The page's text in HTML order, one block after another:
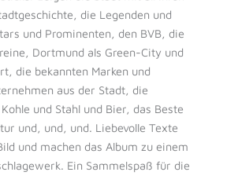
die Legenden und
und Prominenten, den BVB, die
Dortmund als Green-City und
die bekannten Marken und
aus der Stadt, die
und Stahl und Bier, das Beste
und, und, und. Liebevolle Texte
und machen das Album zu einem
Ein Sammelspaß für die